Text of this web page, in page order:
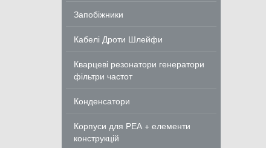
Запобіжники
Кабелі Дроти Шлейфи
Кварцеві резонатори генератори
фільтри частот
Конденсатори
Корпуси для РЕА + елементи
конструкцій